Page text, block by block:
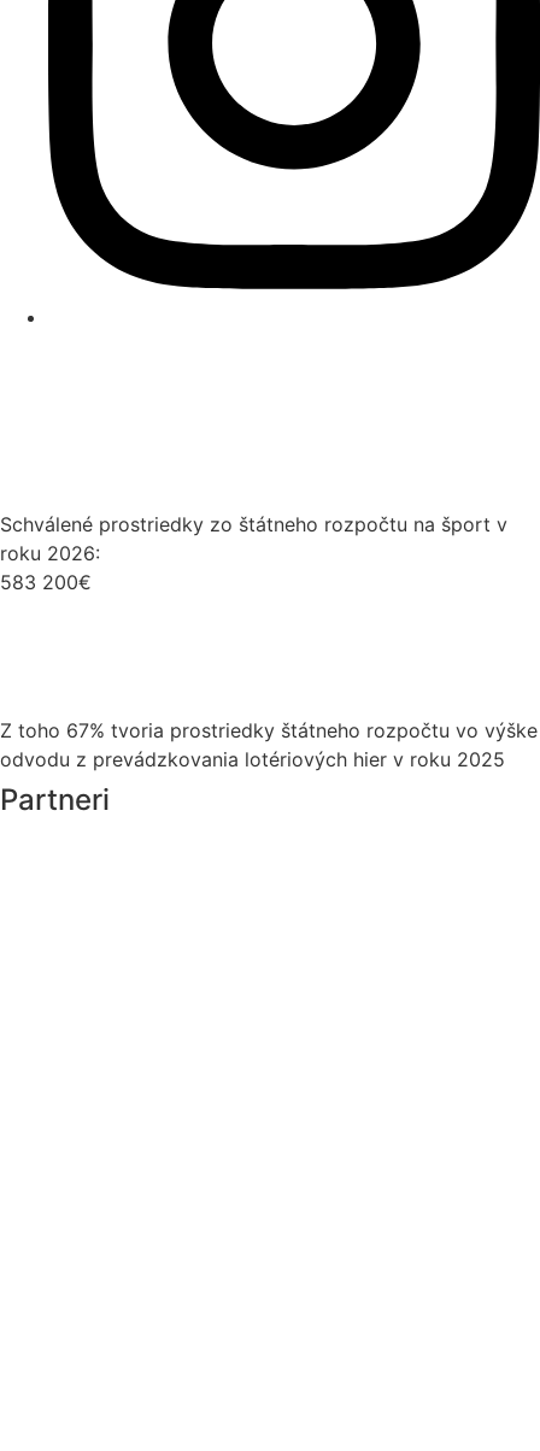
Schválené prostriedky zo štátneho rozpočtu na šport v
roku 2026:
583 200€
Z toho 67% tvoria prostriedky štátneho rozpočtu vo výške
odvodu z prevádzkovania lotériových hier v roku 2025
Partneri